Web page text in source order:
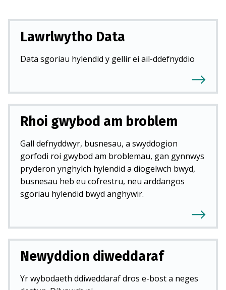
Lawrlwytho Data
Data sgoriau hylendid y gellir ei ail-ddefnyddio
Rhoi gwybod am broblem
Gall defnyddwyr, busnesau, a swyddogion
gorfodi roi gwybod am broblemau, gan gynnwys
pryderon ynghylch hylendid a diogelwch bwyd,
busnesau heb eu cofrestru, neu arddangos
sgoriau hylendid bwyd anghywir.
Newyddion diweddaraf
Yr wybodaeth ddiweddaraf dros e-bost a neges